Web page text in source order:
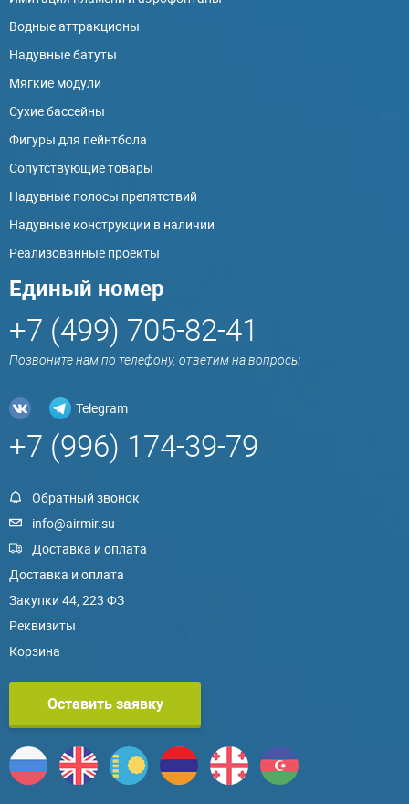
Водные аттракционы
Надувные батуты
Мягкие модули
Сухие бассейны
Фигуры для пейнтбола
Сопутствующие товары
Надувные полосы препятствий
Надувные конструкции в наличии
Реализованные проекты
Единый номер
+7 (499) 705-82-41
Позвоните нам по телефону, ответим на вопросы
Telegram
+7 (996) 174-39-79
Обратный звонок
info@airmir.su
Доставка и оплата
Доставка и оплата
Закупки 44, 223 ФЗ
Реквизиты
Корзина
Оставить заявку